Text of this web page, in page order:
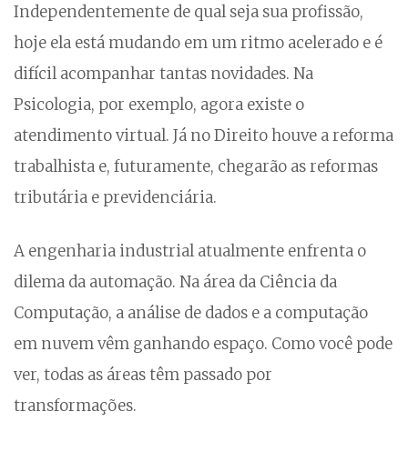
Independentemente de qual seja sua profissão,
hoje ela está mudando em um ritmo acelerado e é
difícil acompanhar tantas novidades. Na
Psicologia, por exemplo, agora existe o
atendimento virtual. Já no Direito houve a reforma
trabalhista e, futuramente, chegarão as reformas
tributária e previdenciária.
A engenharia industrial atualmente enfrenta o
dilema da automação. Na área da Ciência da
Computação, a análise de dados e a computação
em nuvem vêm ganhando espaço. Como você pode
ver, todas as áreas têm passado por
transformações.